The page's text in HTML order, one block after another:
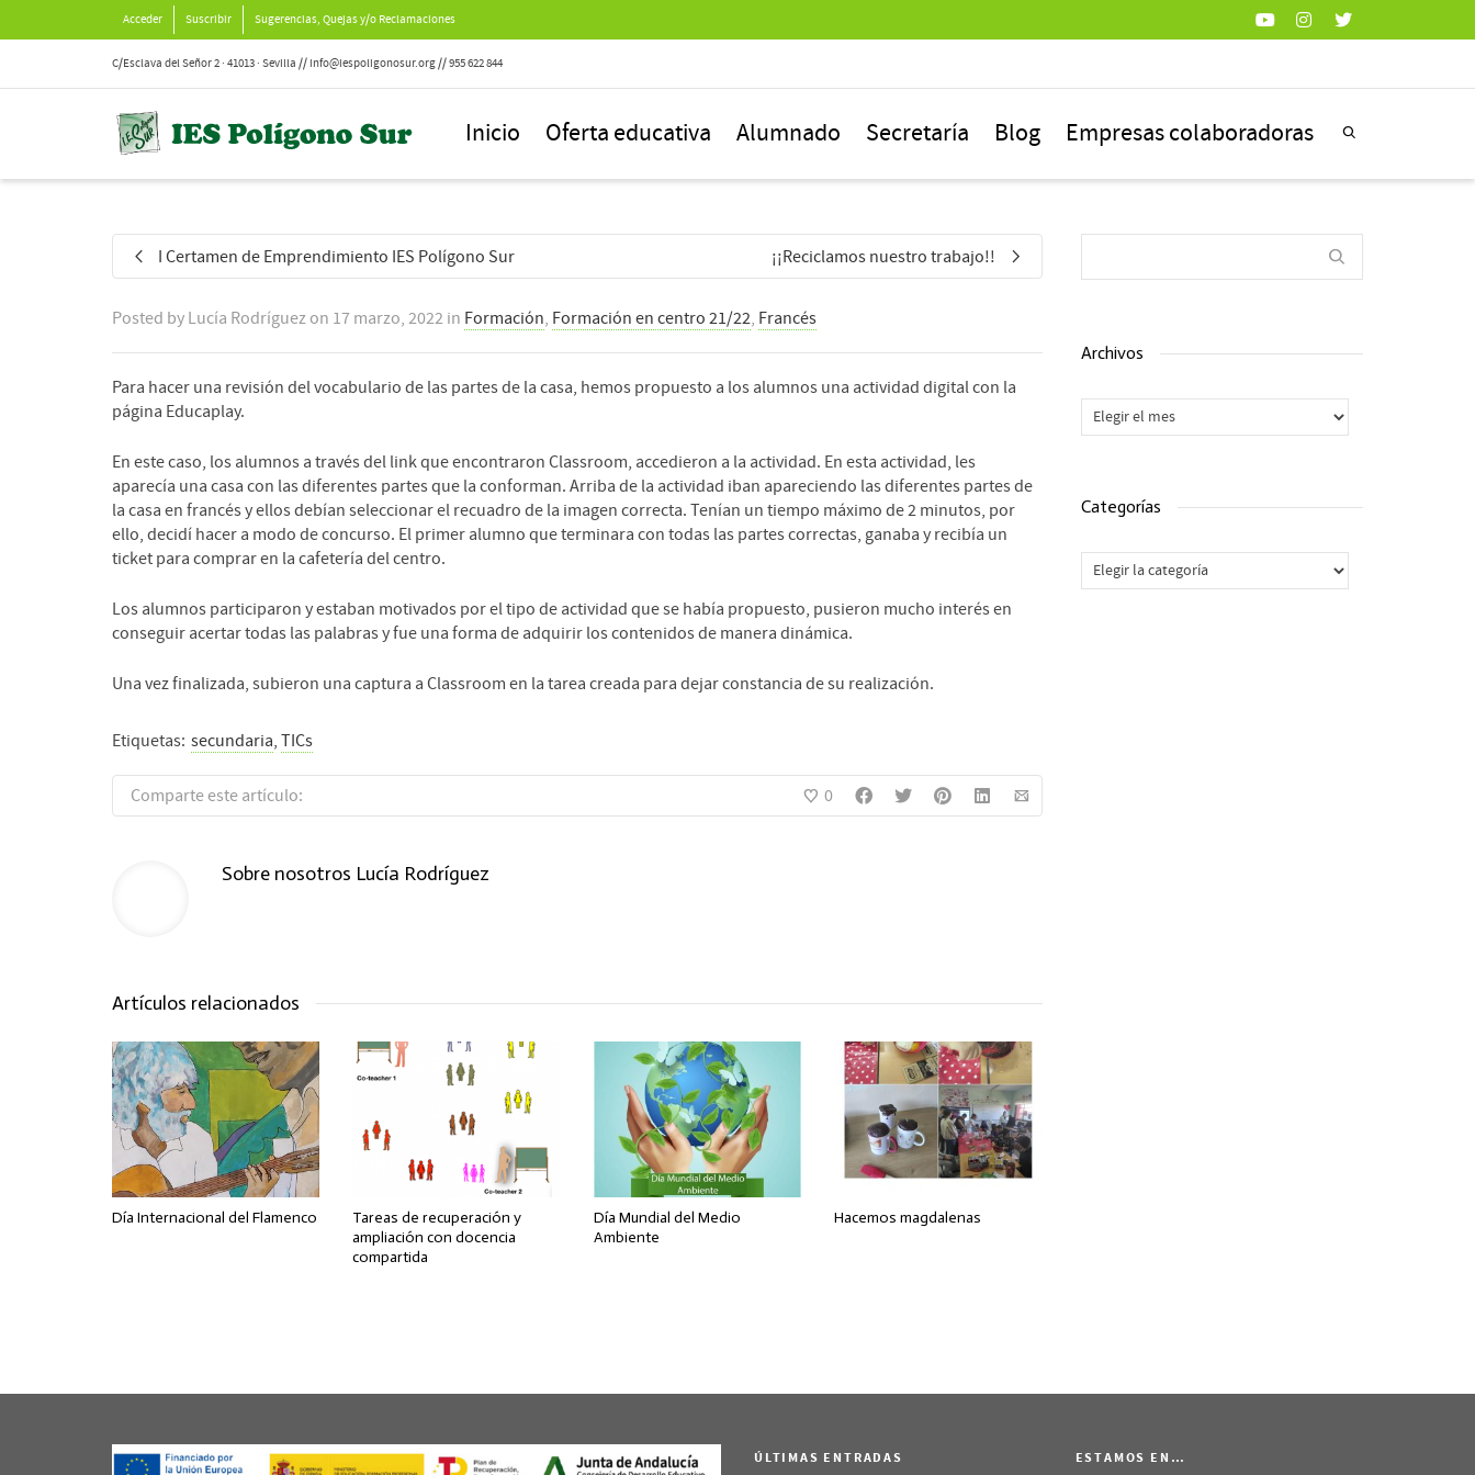
Acceder Suscribir Sugerencias, Quejas y/o Reclamaciones
C/Esclava del Señor 2 · 41013 · Sevilla // info@iespoligonosur.org // 955 622 844
Inicio Oferta educativa Alumnado Secretaría Blog Empresas colaboradoras
I Certamen de Emprendimiento IES Polígono Sur ¡¡Reciclamos nuestro trabajo!!
Posted by Lucía Rodríguez on 17 marzo, 2022 in Formación, Formación en centro 21/22, Francés
Para hacer una revisión del vocabulario de las partes de la casa, hemos propuesto a los alumnos una actividad digital con la
página Educaplay.
En este caso, los alumnos a través del link que encontraron Classroom, accedieron a la actividad. En esta actividad, les
aparecía una casa con las diferentes partes que la conforman. Arriba de la actividad iban apareciendo las diferentes partes de
la casa en francés y ellos debían seleccionar el recuadro de la imagen correcta. Tenían un tiempo máximo de 2 minutos, por
ello, decidí hacer a modo de concurso. El primer alumno que terminara con todas las partes correctas, ganaba y recibía un
ticket para comprar en la cafetería del centro.
Los alumnos participaron y estaban motivados por el tipo de actividad que se había propuesto, pusieron mucho interés en
conseguir acertar todas las palabras y fue una forma de adquirir los contenidos de manera dinámica.
Una vez finalizada, subieron una captura a Classroom en la tarea creada para dejar constancia de su realización.
Etiquetas: secundaria, TICs
Comparte este artículo: 0
Sobre nosotros Lucía Rodríguez
Artículos relacionados
Día Internacional del Flamenco
Tareas de recuperación y
ampliación con docencia
compartida
Día Mundial del Medio
Ambiente
Hacemos magdalenas
Archivos
Archivos
Categorías
Categorías
ÚLTIMAS ENTRADAS ESTAMOS EN…